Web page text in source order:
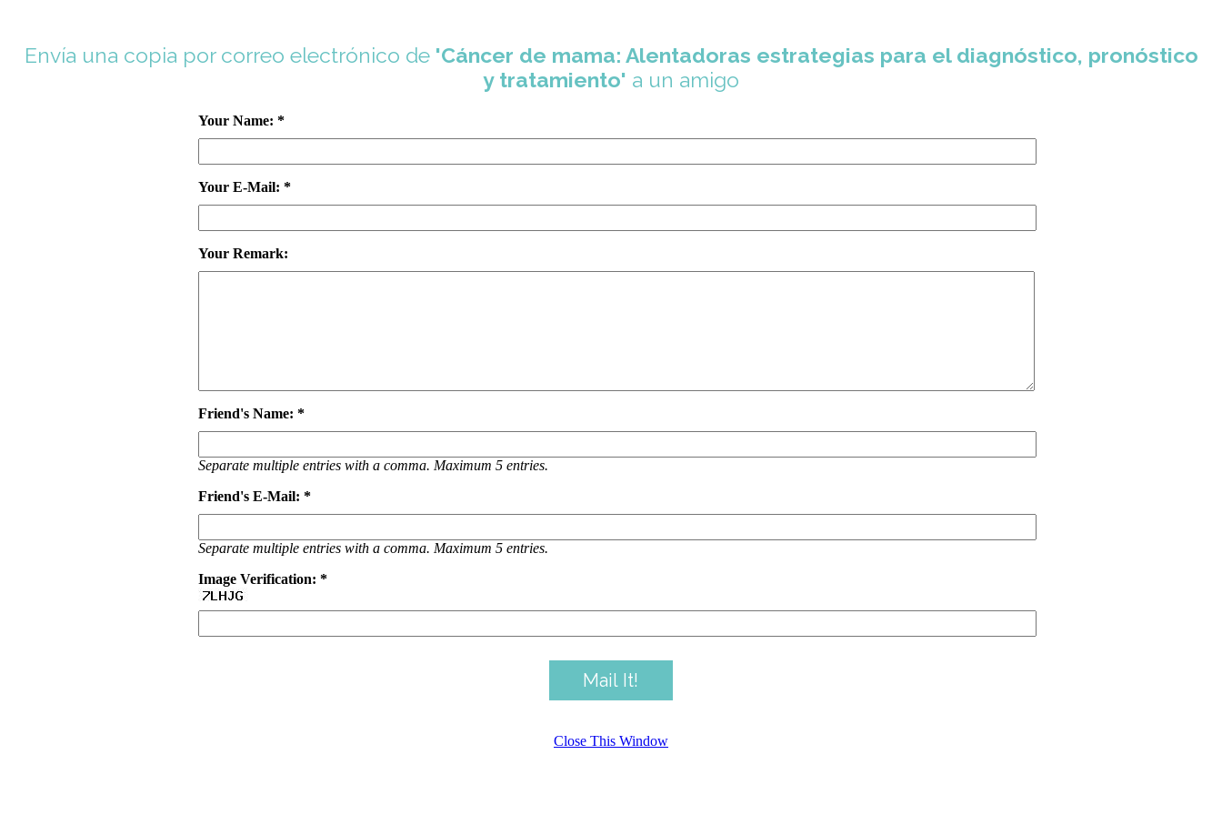
Envía una copia por correo electrónico de 'Cáncer de mama: Alentadoras estrategias para el diagnóstico, pronóstico
y tratamiento' a un amigo
Your Name: *
Your E-Mail: *
Your Remark:
Friend's Name: *
Separate multiple entries with a comma. Maximum 5 entries.
Friend's E-Mail: *
Separate multiple entries with a comma. Maximum 5 entries.
Image Verification: *
Close This Window